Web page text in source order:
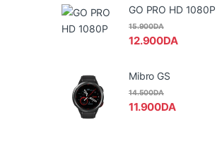
GO PRO HD 1080P
12.900DA
15.900DA
Mibro GS
11.900DA
14.500DA